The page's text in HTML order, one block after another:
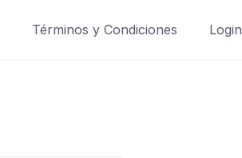
Términos y Condiciones Login